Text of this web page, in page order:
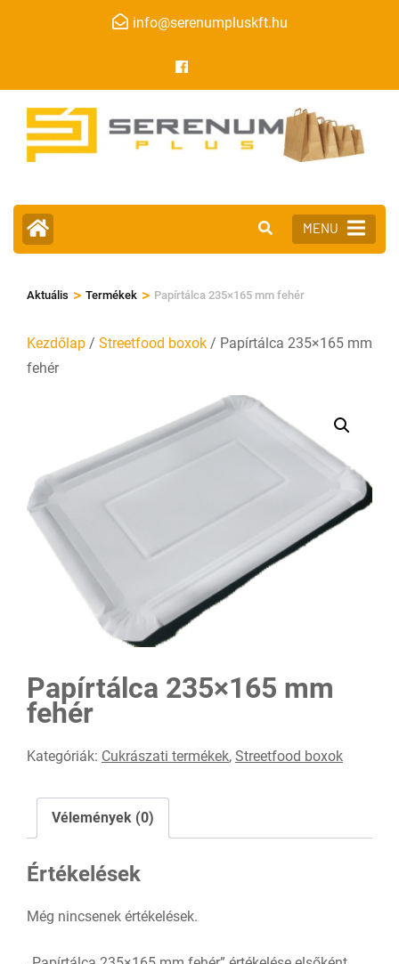
info@serenumpluskft.hu
MENU
Aktuális > Termékek > Papírtálca 235×165 mm fehér
Kezdőlap / Streetfood boxok / Papírtálca 235×165 mm
fehér
Papírtálca 235×165 mm
fehér
Kategóriák: Cukrászati termékek, Streetfood boxok
Vélemények (0)
Értékelések
Még nincsenek értékelések.